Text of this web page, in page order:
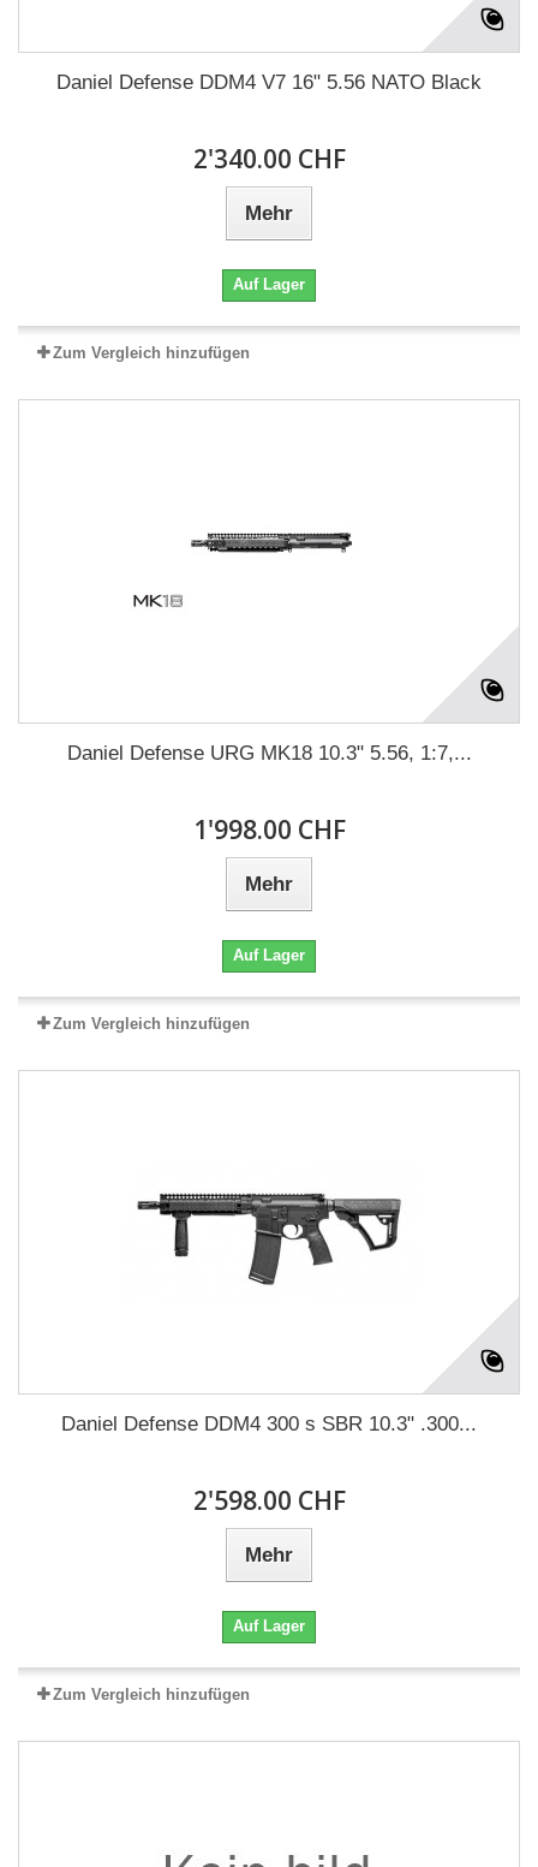
Daniel Defense DDM4 V7 16" 5.56 NATO Black
2'340.00 CHF
Mehr
Auf Lager
Zum Vergleich hinzufügen
Daniel Defense URG MK18 10.3" 5.56, 1:7,...
1'998.00 CHF
Mehr
Auf Lager
Zum Vergleich hinzufügen
Daniel Defense DDM4 300 s SBR 10.3" .300...
2'598.00 CHF
Mehr
Auf Lager
Zum Vergleich hinzufügen